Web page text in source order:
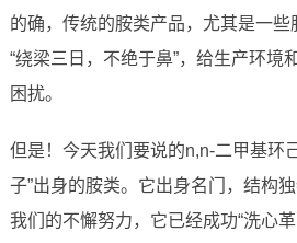
的确，传统的胺类产品，尤其是一
“绕梁三日，不绝于鼻”，给生产环境
困扰。
但是！今天我们要说的n,n-二甲基环
子”出身的胺类。它出身名门，结构
我们的不懈努力，它已经成功“洗心